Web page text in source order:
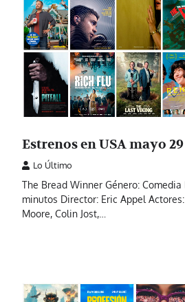
Estrenos en USA mayo
Lo Último
The Bread Winner Género: Comedia
minutos Director: Eric Appel
Moore, Colin Jost,…